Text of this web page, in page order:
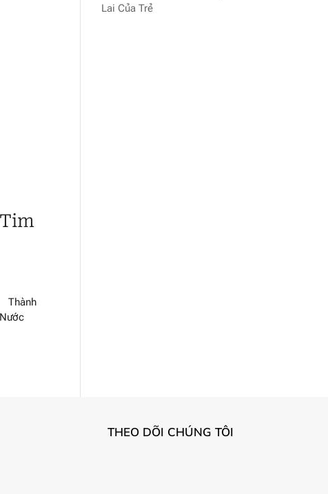
Lai Của Trẻ
THEO DÕI CHÚNG TÔI